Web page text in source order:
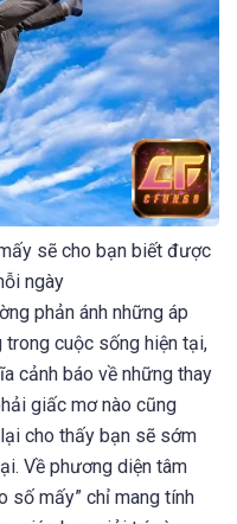
sẽ cho bạn biết được
ngày
phản ánh những áp
cuộc sống hiện tại,
cảnh báo về những thay
giấc mơ nào cũng
cho thấy bạn sẽ sớm
Về phương diện tâm
số mấy” chỉ mang tính